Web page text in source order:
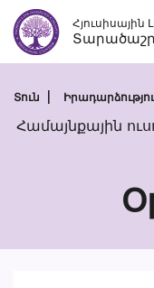
Անցնել
բովանդակությանը
Հյուսիսային
Տուն
Համայնքային